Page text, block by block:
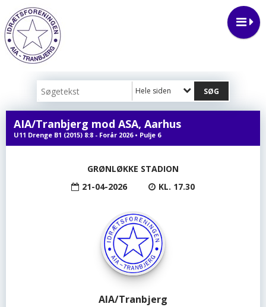
Hele siden
AIA/Tranbjerg mod ASA, Aarhus
U11 Drenge B1 (2015) 8:8 - Forår 2026 • Pulje 6
GRØNLØKKE STADION
21-04-2026
KL. 17.30
AIA/Tranbjerg